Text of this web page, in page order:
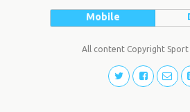
Mobile
All content Copyright Sport